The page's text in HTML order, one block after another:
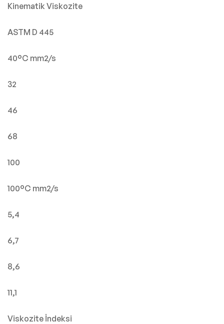
Kinematik Viskozite
ASTM D 445
40°C mm2/s
32
46
68
100
100°C mm2/s
5,4
6,7
8,6
11,1
Viskozite İndeksi